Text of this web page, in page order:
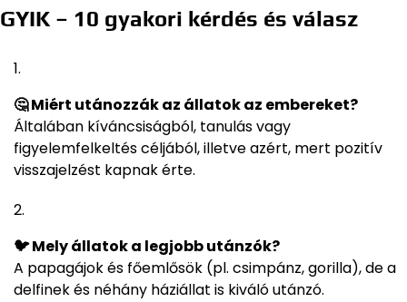
GYIK – 10 gyakori kérdés és válasz
🤔 Miért utánozzák az állatok az embereket?
Általában kíváncsiságból, tanulás vagy
figyelemfelkeltés céljából, illetve azért, mert pozitív
visszajelzést kapnak érte.
🐦 Mely állatok a legjobb utánzók?
A papagájok és főemlősök (pl. csimpánz, gorilla), de a
delfinek és néhány háziállat is kiváló utánzó.